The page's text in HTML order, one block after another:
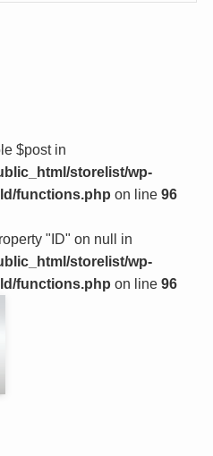
$post in
storelist/wp-
functions.php on line 96
"ID" on null in
storelist/wp-
functions.php on line 96